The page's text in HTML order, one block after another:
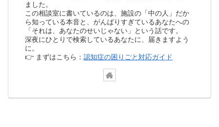
ました。
この相談室に書いているのは、施設の「中の人」だか
ら知っている本音と、がんばりすぎているあなたへの
「それは、あなたのせいじゃない」という話です。
深夜にひとりで検索しているあなたに、届きますよう
に。
👉 まずはこちら：認知症の困りごと対応ガイド